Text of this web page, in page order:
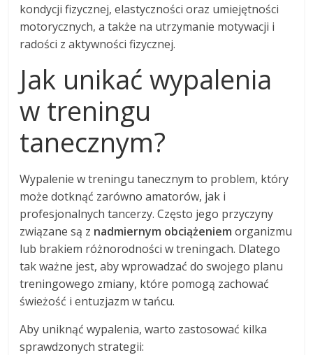
kondycji fizycznej, elastyczności oraz umiejętności
motorycznych, a także na utrzymanie motywacji i
radości z aktywności fizycznej.
Jak unikać wypalenia
w treningu
tanecznym?
Wypalenie w treningu tanecznym to problem, który
może dotknąć zarówno amatorów, jak i
profesjonalnych tancerzy. Często jego przyczyny
związane są z nadmiernym obciążeniem organizmu
lub brakiem różnorodności w treningach. Dlatego
tak ważne jest, aby wprowadzać do swojego planu
treningowego zmiany, które pomogą zachować
świeżość i entuzjazm w tańcu.
Aby uniknąć wypalenia, warto zastosować kilka
sprawdzonych strategii: